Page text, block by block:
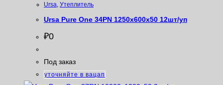
Ursa, Утеплитель
Ursa Pure One 34PN 1250x600x50 12шт/уп
₽0
Под заказ
уточняйте в вацап